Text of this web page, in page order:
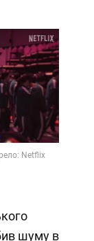
Netflix
шуму в